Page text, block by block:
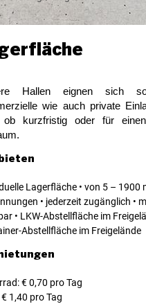
Hallen eignen sich
wie auch private
ob kurzfristig oder für
Lagerfläche • von 5 – 1900
• jederzeit zugänglich •
• LKW-Abstellfläche im
Abstellfläche im Freigelände
€ 0,70 pro Tag
€ 1,40 pro Tag